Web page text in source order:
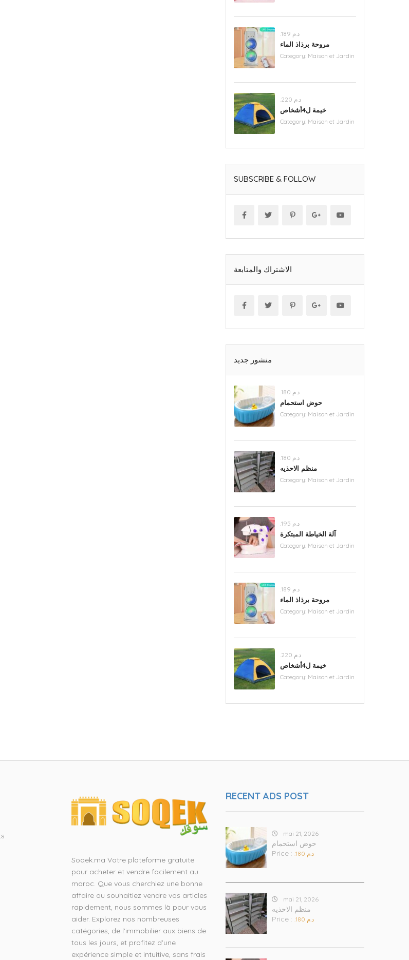
.د.م 189
مروحة برذاذ الماء
Category: Maison et Jardin
.د.م 220
خيمة ل4أشخاص
Category: Maison et Jardin
SUBSCRIBE & FOLLOW
الاشتراك والمتابعة
منشور جديد
.د.م 180
حوض استحمام
Category: Maison et Jardin
.د.م 180
منظم الاحذيه
Category: Maison et Jardin
.د.م 195
آلة الخياطة المبتكرة
Category: Maison et Jardin
.د.م 189
مروحة برذاذ الماء
Category: Maison et Jardin
.د.م 220
خيمة ل4أشخاص
Category: Maison et Jardin
Soqek.ma Votre plateforme gratuite
pour acheter et vendre facilement au
maroc. Que vous cherchiez une bonne
affaire ou souhaitiez vendre vos articles
rapidement, nous sommes là pour vous
aider. Explorez nos nombreuses
catégories, de l'immobilier aux biens de
tous les jours, et profitez d'une
expérience simple et intuitive, sans frais
RECENT ADS POST
mai 21, 2026
حوض استحمام
Price :
.د.م 180
mai 21, 2026
منظم الاحذيه
Price :
.د.م 180